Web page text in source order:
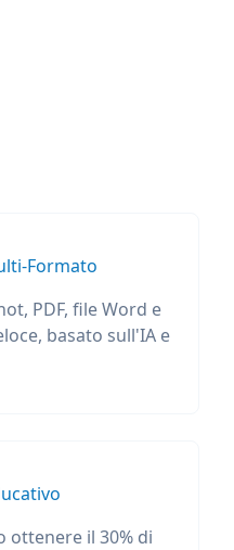
Formato
PDF, file Word e
basato sull'IA e
ottenere il 30% di